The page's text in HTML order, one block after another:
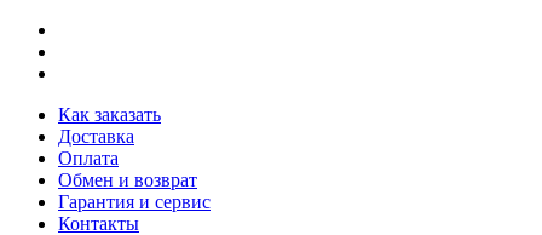
Как заказать
Доставка
Оплата
Обмен и возврат
Гарантия и сервис
Контакты